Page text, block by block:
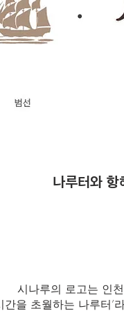
나루터와
시나루의 로고는 인
간을 초월하는 나루터’